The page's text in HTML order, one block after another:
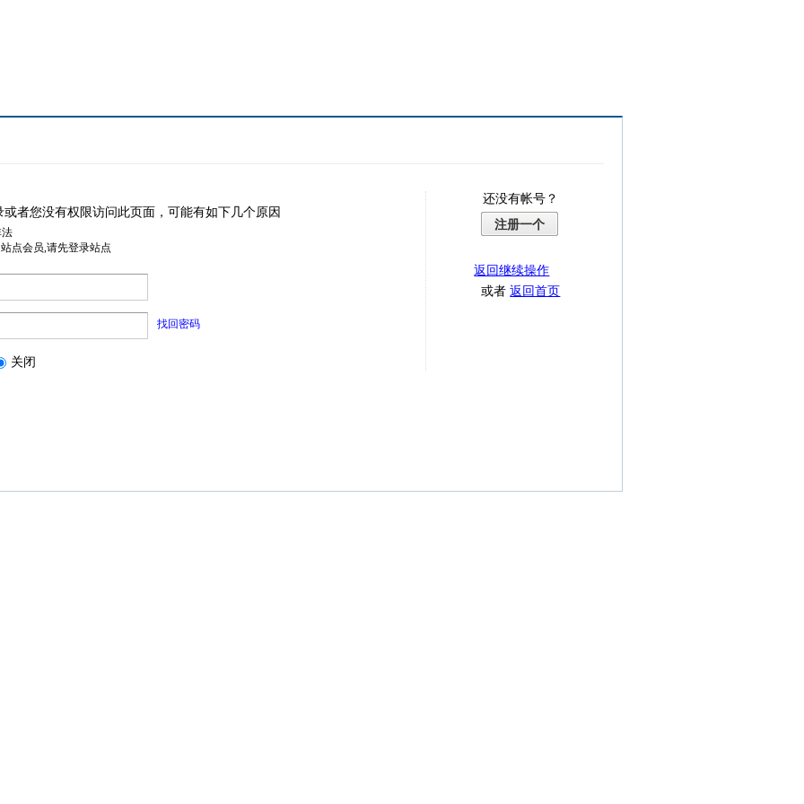
或者您没有权限访问此页面，可能有如下几个原因
点会员,请先登录站点
找回密码
关闭
还没有帐号？
注册一个
返回继续操作
或者返回首页